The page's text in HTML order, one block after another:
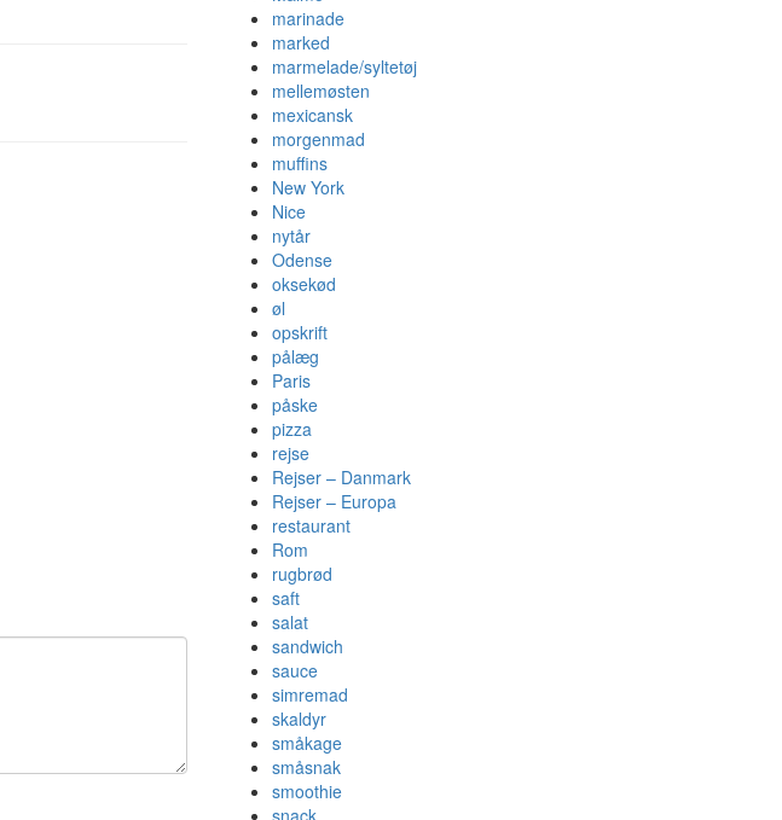
marinade
marked
marmelade/syltetøj
mellemøsten
mexicansk
morgenmad
muffins
New York
Nice
nytår
Odense
oksekød
øl
opskrift
pålæg
Paris
påske
pizza
rejse
Rejser – Danmark
Rejser – Europa
restaurant
Rom
rugbrød
saft
salat
sandwich
sauce
simremad
skaldyr
småkage
småsnak
smoothie
snack